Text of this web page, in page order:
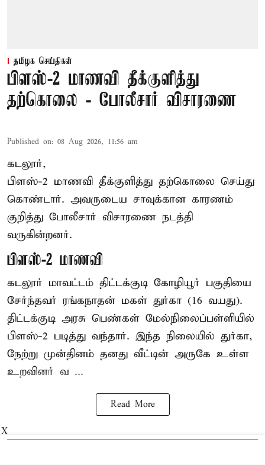
தமிழக செய்திகள்
பிளஸ்-2 மாணவி தீக்குளித்து
தற்கொலை - போலீசார் விசாரணை
Published on: 08 Aug 2026, 11:56 am
கடலூர்,
பிளஸ்-2 மாணவி தீக்குளித்து தற்கொலை செய்து
கொண்டார். அவருடைய சாவுக்கான காரணம்
குறித்து போலீசார் விசாரணை நடத்தி
வருகின்றனர்.
பிளஸ்-2 மாணவி
கடலூர் மாவட்டம் திட்டக்குடி கோழியூர் பகுதியை
சேர்ந்தவர் ரங்கநாதன் மகள் துர்கா (16 வயது).
திட்டக்குடி அரசு பெண்கள் மேல்நிலைப்பள்ளியில்
பிளஸ்-2 படித்து வந்தார். இந்த நிலையில் துர்கா,
நேற்று முன்தினம் தனது வீட்டின் அருகே உள்ள
உறவினர் வ ...
Read More
X